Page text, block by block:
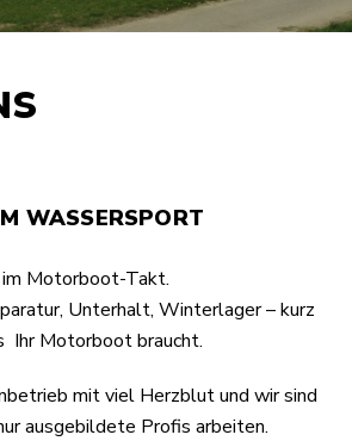
WASSERSPORT
Motorboot-Takt.
Unterhalt, Winterlager – kurz
Ihr Motorboot braucht.
mit viel Herzblut und wir sind
ausgebildete Profis arbeiten.